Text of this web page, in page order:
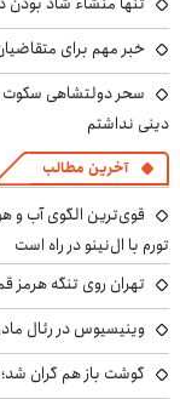
خبر مهم برای متقاضیان
سحر دولتشاهی سکوت
دینی نداشتم
آخرین مطالب
تورم با ال‌نینو در راه است
تهران روی تنگه هرمز
وینیسیوس در رئال
گوشت باز هم گران شد؛